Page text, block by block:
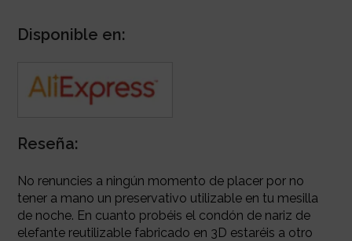
Disponible en:
Reseña:
No renuncies a ningún momento de placer por no
tener a mano un preservativo utilizable en tu mesilla
de noche. En cuanto probéis el condón de nariz de
elefante reutilizable fabricado en 3D estaréis a otro